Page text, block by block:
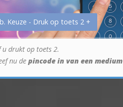
Keuze - Druk op toets 2 +
u drukt op toets 2.
nu de pincode in van een medium